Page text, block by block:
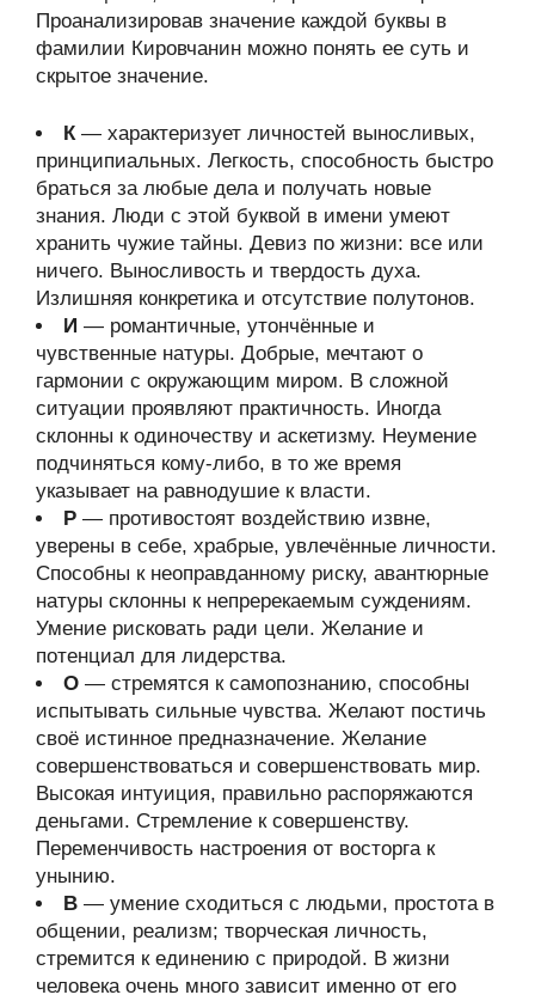
Проанализировав значение каждой буквы в
фамилии Кировчанин можно понять ее суть и
скрытое значение.
К— характеризует личностей выносливых,
принципиальных. Легкость, способность быстро
браться за любые дела и получать новые
знания. Люди с этой буквой в имени умеют
хранить чужие тайны. Девиз по жизни: все или
ничего. Выносливость и твердость духа.
Излишняя конкретика и отсутствие полутонов.
И — романтичные, утончённые и
чувственные натуры. Добрые, мечтают о
гармонии с окружающим миром. В сложной
ситуации проявляют практичность. Иногда
склонны к одиночеству и аскетизму. Неумение
подчиняться кому-либо, в то же время
указывает на равнодушие к власти.
Р — противостоят воздействию извне,
уверены в себе, храбрые, увлечённые личности.
Способны к неоправданному риску, авантюрные
натуры склонны к непререкаемым суждениям.
Умение рисковать ради цели. Желание и
потенциал для лидерства.
О — стремятся к самопознанию, способны
испытывать сильные чувства. Желают постичь
своё истинное предназначение. Желание
совершенствоваться и совершенствовать мир.
Высокая интуиция, правильно распоряжаются
деньгами. Стремление к совершенству.
Переменчивость настроения от восторга к
унынию.
В — умение сходиться с людьми, простота в
общении, реализм; творческая личность,
стремится к единению с природой. В жизни
человека очень много зависит именно от его